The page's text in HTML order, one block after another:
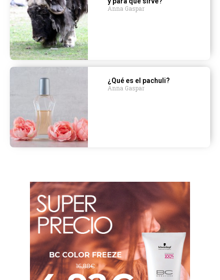
Anna Gaspar
¿Qué es el pachuli?
Anna Gaspar